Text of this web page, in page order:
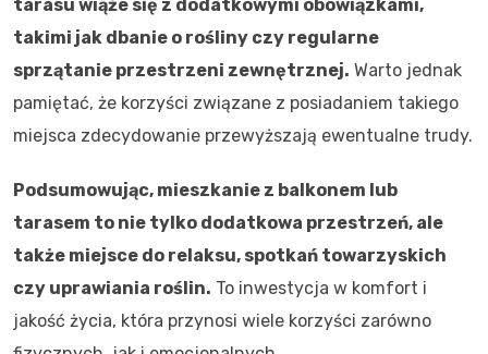
tarasu wiąże się z dodatkowymi obowiązkami,
takimi jak dbanie o rośliny czy regularne
sprzątanie przestrzeni zewnętrznej. Warto jednak
pamiętać, że korzyści związane z posiadaniem takiego
miejsca zdecydowanie przewyższają ewentualne trudy.
Podsumowując, mieszkanie z balkonem lub
tarasem to nie tylko dodatkowa przestrzeń, ale
także miejsce do relaksu, spotkań towarzyskich
czy uprawiania roślin. To inwestycja w komfort i
jakość życia, która przynosi wiele korzyści zarówno